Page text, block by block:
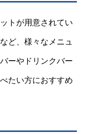
トが用意されてい
ど、様々なメニュ
ーやドリンクバー
たい方におすすめ